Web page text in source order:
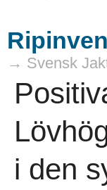
→ Svensk
i den